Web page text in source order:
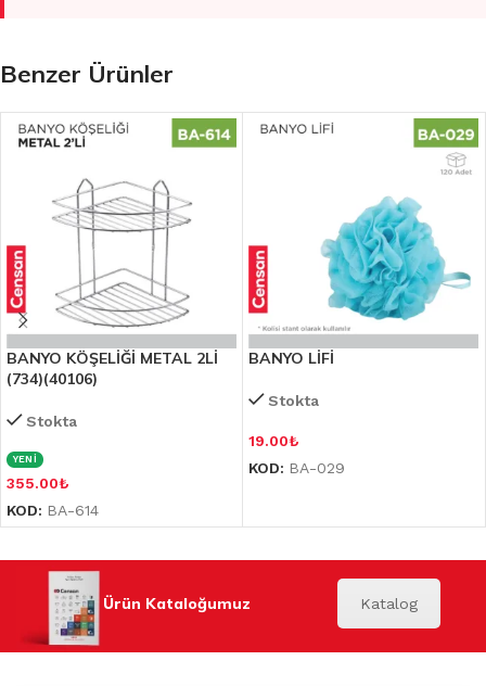
Benzer Ürünler
BANYO KÖŞELİĞİ METAL 2Lİ
(734)(40106)
Stokta
YENİ
355.00₺
KOD: BA-614
BANYO LİFİ
Stokta
19.00₺
KOD: BA-029
Ürün Kataloğumuz Katalog